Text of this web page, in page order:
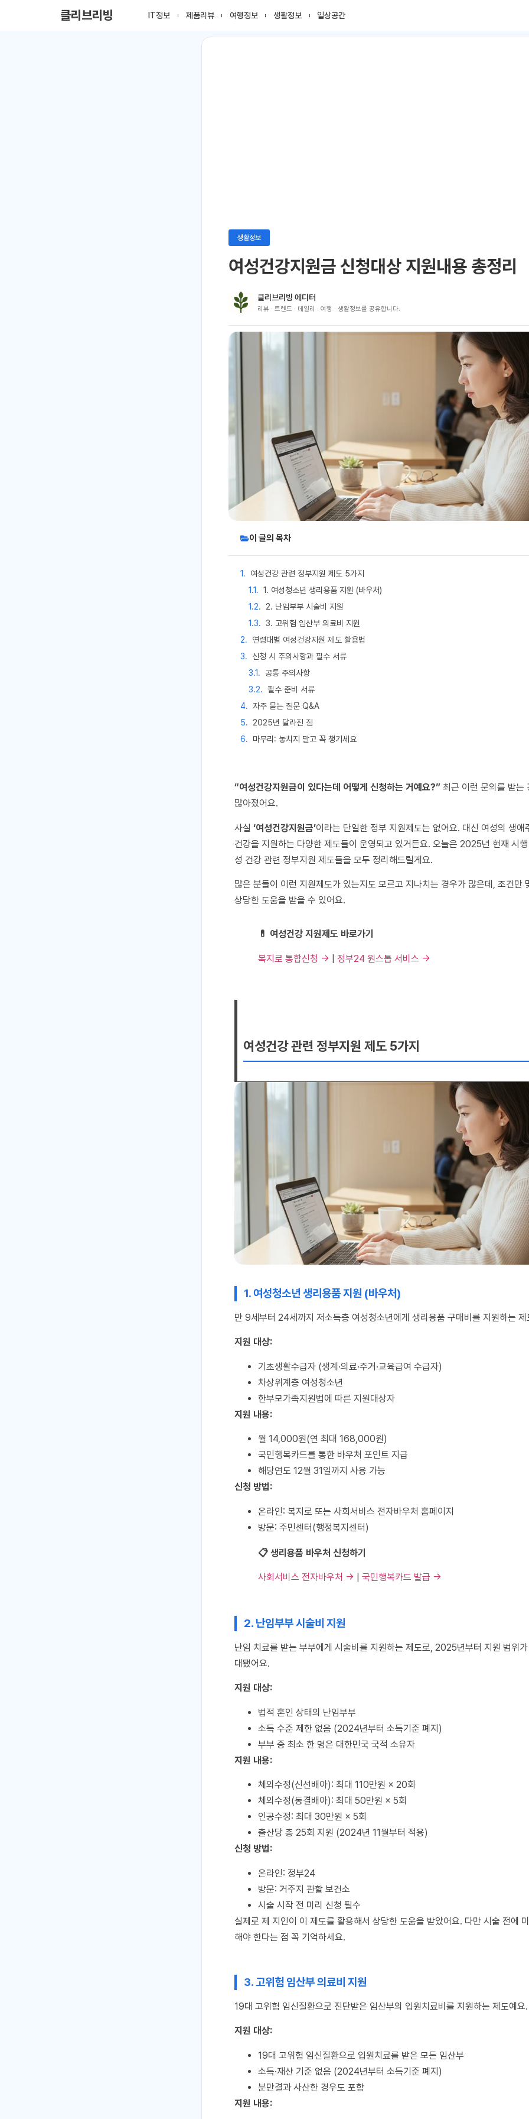
클리브리빙 IT정보 제품리뷰 여행정보 생활정보 일상공간
생활정보
여성건강지원금 신청대상 지원내용 총정리
클리브리빙 에디터
리뷰 · 트렌드 · 데일리 · 여행 · 생활정보를 공유합니다.
이 글의 목차
여성건강 관련 정부지원 제도 5가지
1. 여성청소년 생리용품 지원 (바우처)
2. 난임부부 시술비 지원
3. 고위험 임산부 의료비 지원
연령대별 여성건강지원 제도 활용법
신청 시 주의사항과 필수 서류
공통 주의사항
필수 준비 서류
자주 묻는 질문 Q&A
2025년 달라진 점
마무리: 놓치지 말고 꼭 챙기세요
“여성건강지원금이 있다는데 어떻게 신청하는 거예요?” 최근 이런 문의를 받는
많아졌어요.
사실 ‘여성건강지원금’이라는 단일한 정부 지원제도는 없어요. 대신 여성의 생애
건강을 지원하는 다양한 제도들이 운영되고 있거든요. 오늘은 2025년 현재 시
성 건강 관련 정부지원 제도들을 모두 정리해드릴게요.
많은 분들이 이런 지원제도가 있는지도 모르고 지나치는 경우가 많은데, 조건만
상당한 도움을 받을 수 있어요.
💊 여성건강 지원제도 바로가기
복지로 통합신청 → 정부24 원스톱 서비스 →
여성건강 관련 정부지원 제도 5가지
1. 여성청소년 생리용품 지원 (바우처)
만 9세부터 24세까지 저소득층 여성청소년에게 생리용품 구매비를 지원하는 제
지원 대상:
기초생활수급자 (생계·의료·주거·교육급여 수급자)
차상위계층 여성청소년
한부모가족지원법에 따른 지원대상자
지원 내용:
월 14,000원(연 최대 168,000원)
국민행복카드를 통한 바우처 포인트 지급
해당연도 12월 31일까지 사용 가능
신청 방법:
온라인: 복지로 또는 사회서비스 전자바우처 홈페이지
방문: 주민센터(행정복지센터)
📋 생리용품 바우처 신청하기
사회서비스 전자바우처 → 국민행복카드 발급 →
2. 난임부부 시술비 지원
난임 치료를 받는 부부에게 시술비를 지원하는 제도로, 2025년부터 지원 범위
대됐어요.
지원 대상:
법적 혼인 상태의 난임부부
소득 수준 제한 없음 (2024년부터 소득기준 폐지)
부부 중 최소 한 명은 대한민국 국적 소유자
지원 내용:
체외수정(신선배아): 최대 110만원 × 20회
체외수정(동결배아): 최대 50만원 × 5회
인공수정: 최대 30만원 × 5회
출산당 총 25회 지원 (2024년 11월부터 적용)
신청 방법:
온라인: 정부24
방문: 거주지 관할 보건소
시술 시작 전 미리 신청 필수
실제로 제 지인이 이 제도를 활용해서 상당한 도움을 받았어요. 다만 시술 전에
해야 한다는 점 꼭 기억하세요.
3. 고위험 임산부 의료비 지원
19대 고위험 임신질환으로 진단받은 임산부의 입원치료비를 지원하는 제도예요.
지원 대상:
19대 고위험 임신질환으로 입원치료를 받은 모든 임산부
소득·재산 기준 없음 (2024년부터 소득기준 폐지)
분만결과 사산한 경우도 포함
지원 내용: